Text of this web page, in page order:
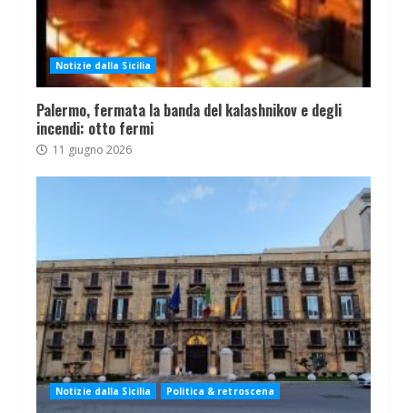
Notizie dalla Sicilia
Palermo, fermata la banda del kalashnikov e degli
incendi: otto fermi
11 giugno 2026
Notizie dalla Sicilia Politica & retroscena